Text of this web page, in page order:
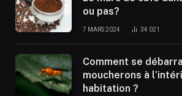
ou pas?
7 MARS 2024 34 021
Comment se
moucherons à
habitation ?